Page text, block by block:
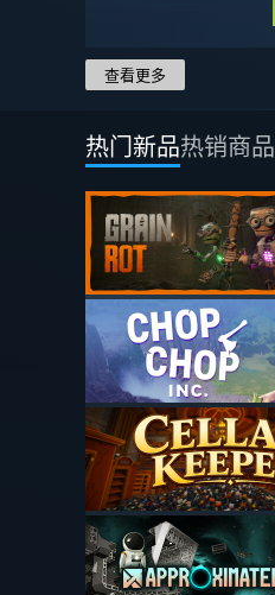
查看更多
热门新品热销商品